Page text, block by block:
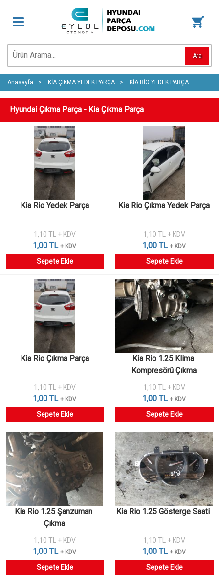
Ara
Anasayfa KİA ÇIKMA YEDEK PARÇA KİA RİO YEDEK PARÇA
Hyundai Çıkma Parça - Kia Çıkma Parça
Kia Rio Yedek Parça
1,10 TL + KDV
1,00 TL + KDV
Sepete Ekle
Kia Rio Çıkma Yedek Parça
1,10 TL + KDV
1,00 TL + KDV
Sepete Ekle
Kia Rio Çıkma Parça
1,10 TL + KDV
1,00 TL + KDV
Sepete Ekle
Kia Rio 1.25 Klima
Kompresörü Çıkma
1,10 TL + KDV
1,00 TL + KDV
Sepete Ekle
Kia Rio 1.25 Şanzuman
Çıkma
1,10 TL + KDV
1,00 TL + KDV
Sepete Ekle
Kia Rio 1.25 Gösterge Saati
1,10 TL + KDV
1,00 TL + KDV
Sepete Ekle